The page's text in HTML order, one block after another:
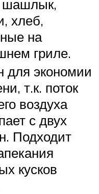
шашлык,
хлеб,
на
гриле.
для экономии
т.к. поток
воздуха
с двух
Подходит
кусков